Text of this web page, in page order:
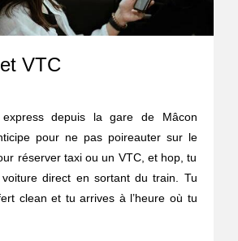
VTC
depuis la gare de Mâcon
pour ne pas poireauter sur le
réserver taxi ou un VTC, et hop, tu
direct en sortant du train. Tu
clean et tu arrives à l’heure où tu